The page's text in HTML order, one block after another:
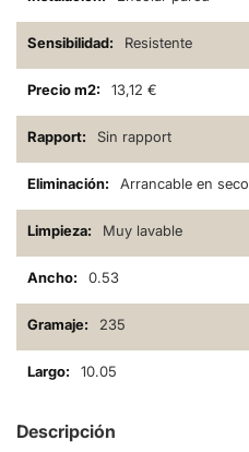
Resistente
13,12 €
Sin rapport
Arrancable en seco
Muy lavable
0.53
235
10.05
Descripción